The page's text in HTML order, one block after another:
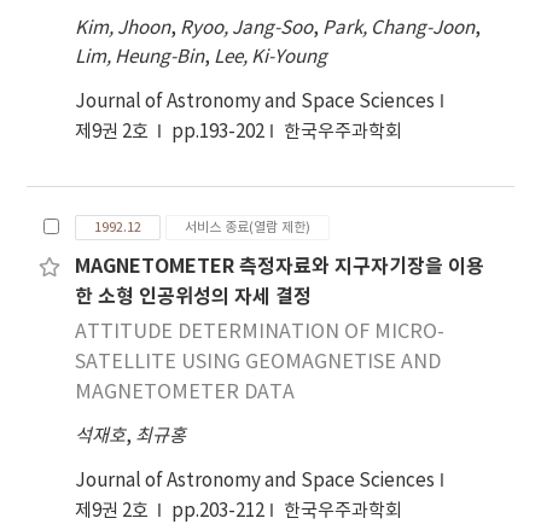
Kim, Jhoon, Ryoo, Jang-Soo, Park, Chang-Joon,
Lim, Heung-Bin, Lee, Ki-Young
Journal of Astronomy and Space Sciences
제9권 2호
pp.193-202 한국우주과학회
1992.12 서비스 종료(열람 제한)
MAGNETOMETER 측정자료와 지구자기장을 이용
한 소형 인공위성의 자세 결정
ATTITUDE DETERMINATION OF MICRO-
SATELLITE USING GEOMAGNETISE AND
MAGNETOMETER DATA
석재호, 최규홍
Journal of Astronomy and Space Sciences
제9권 2호
pp.203-212 한국우주과학회